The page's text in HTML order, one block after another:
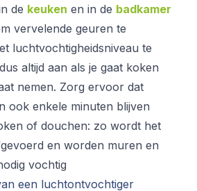
de keuken en in de badkamer
vervelende geuren te
luchtvochtigheidsniveau te
altijd aan als je gaat koken
nemen. Zorg ervoor dat
ook enkele minuten blijven
of douchen: zo wordt het
en worden muren en
vochtig
een luchtontvochtiger